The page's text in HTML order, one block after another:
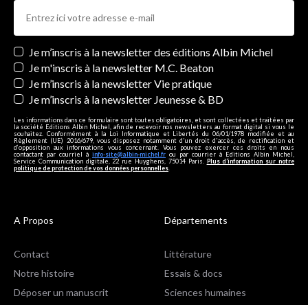
Newsletters
Je m’inscris à la newsletter des éditions Albin Michel
Je m'inscris à la newsletter M.C. Beaton
Je m’inscris à la newsletter Vie pratique
Je m’inscris à la newsletter Jeunesse & BD
Les informations dans ce formulaire sont toutes obligatoires, et sont collectées et traitées par
la société Editions Albin Michel, afin de recevoir nos newsletters au format digital si vous le
souhaitez. Conformément à la Loi Informatique et Libertés du 06/01/1978 modifiée et au
Règlement (UE) 2016/679, vous disposez notamment d'un droit d'accès, de rectification et
d’opposition aux informations vous concernant. Vous pouvez exercer ces droits en nous
contactant par courriel à info-site@albin-michel.fr ou par courrier à Editions Albin Michel,
Service Communication digitale, 22 rue Huyghens, 75014 Paris. Plus d’information sur notre
politique de protection de vos données personnelles.
A Propos
Contact
Notre histoire
Déposer un manuscrit
Départements
Littérature
Essais & docs
Sciences humaines